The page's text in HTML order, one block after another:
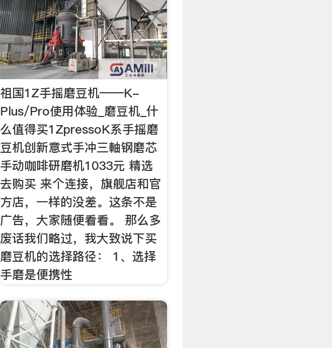
祖国1Z手摇磨豆机——K-
Plus/Pro使用体验_磨豆机_什
么值得买1ZpressoK系手摇磨
豆机创新意式手冲三軸钢磨芯
手动咖啡研磨机1033元 精选
去购买 来个连接，旗舰店和官
方店，一样的没差。这条不是
广告，大家随便看看。 那么多
废话我们略过，我大致说下买
磨豆机的选择路径： 1、选择
手磨是便携性